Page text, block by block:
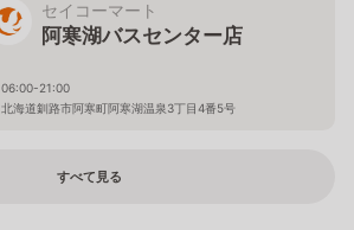
セイコーマート
阿寒湖バスセンター店
06:00-21:00
北海道釧路市阿寒町阿寒湖温泉3丁目4番5号
すべて見る